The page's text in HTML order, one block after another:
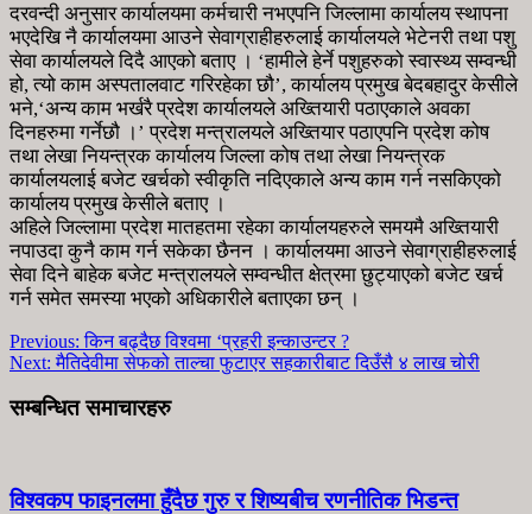
दरवन्दी अनुसार कार्यालयमा कर्मचारी नभएपनि जिल्लामा कार्यालय स्थापना
भएदेखि नै कार्यालयमा आउने सेवाग्राहीहरुलाई कार्यालयले भेटेनरी तथा पशु
सेवा कार्यालयले दिदै आएको बताए । ‘हामीले हेर्ने पशुहरुको स्वास्थ्य सम्वन्धी
हो, त्यो काम अस्पतालवाट गरिरहेका छौ’, कार्यालय प्रमुख बेदबहादुर केसीले
भने,‘अन्य काम भर्खरै प्रदेश कार्यालयले अख्तियारी पठाएकाले अवका
दिनहरुमा गर्नेछौ ।’ प्रदेश मन्त्रालयले अख्तियार पठाएपनि प्रदेश कोष
तथा लेखा नियन्त्रक कार्यालय जिल्ला कोष तथा लेखा नियन्त्रक
कार्यालयलाई बजेट खर्चको स्वीकृति नदिएकाले अन्य काम गर्न नसकिएको
कार्यालय प्रमुख केसीले बताए ।
अहिले जिल्लामा प्रदेश मातहतमा रहेका कार्यालयहरुले समयमै अख्तियारी
नपाउदा कुनै काम गर्न सकेका छैनन । कार्यालयमा आउने सेवाग्राहीहरुलाई
सेवा दिने बाहेक बजेट मन्त्रालयले सम्वन्धीत क्षेत्रमा छुट्याएको बजेट खर्च
गर्न समेत समस्या भएको अधिकारीले बताएका छन् ।
Previous: किन बढ्दैछ विश्वमा ‘प्रहरी इन्काउन्टर ?
Next: मैतिदेवीमा सेफको ताल्चा फुटाएर सहकारीबाट दिउँसै ४ लाख चोरी
सम्बन्धित समाचारहरु
विश्वकप फाइनलमा हुँदैछ गुरु र शिष्यबीच रणनीतिक भिडन्त